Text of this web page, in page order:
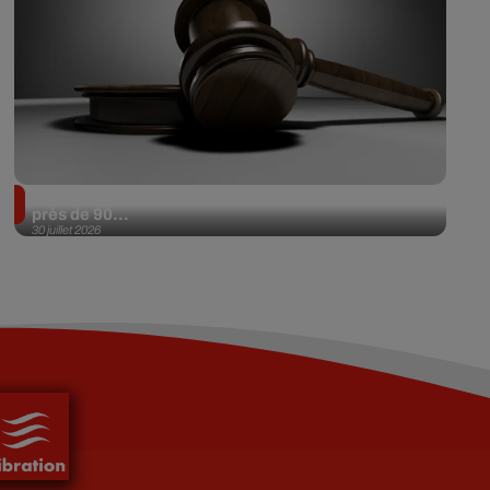
30 juillet 2026
près de 90...